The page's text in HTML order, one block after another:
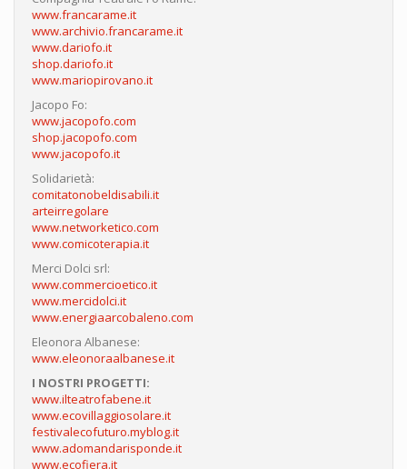
www.francarame.it
www.archivio.francarame.it
www.dariofo.it
shop.dariofo.it
www.mariopirovano.it
Jacopo Fo:
www.jacopofo.com
shop.jacopofo.com
www.jacopofo.it
Solidarietà:
comitatonobeldisabili.it
arteirregolare
www.networketico.com
www.comicoterapia.it
Merci Dolci srl:
www.commercioetico.it
www.mercidolci.it
www.energiaarcobaleno.com
Eleonora Albanese:
www.eleonoraalbanese.it
I NOSTRI PROGETTI:
www.ilteatrofabene.it
www.ecovillaggiosolare.it
festivalecofuturo.myblog.it
www.adomandarisponde.it
www.ecofiera.it